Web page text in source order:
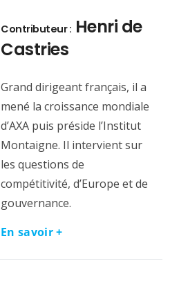
Contributeur : Henri de
Castries
Grand dirigeant français, il a
mené la croissance mondiale
d’AXA puis préside l’Institut
Montaigne. Il intervient sur
les questions de
compétitivité, d’Europe et de
gouvernance.
En savoir +